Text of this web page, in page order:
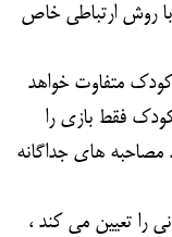
با روش ارتباطی خاص
متفاوت خواهد
فقط بازی را
های جداگانه
را تعیین می کند ،